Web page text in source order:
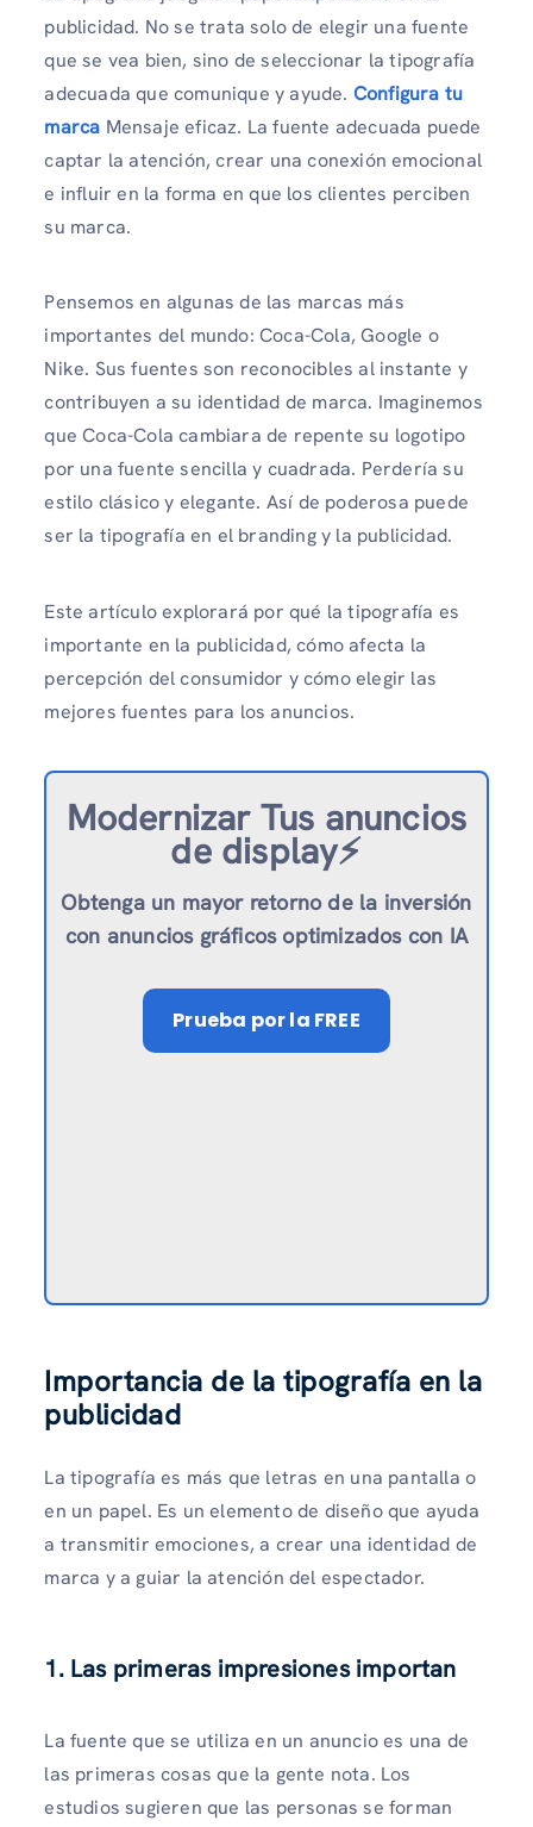
publicidad. No se trata solo de elegir una fuente
que se vea bien, sino de seleccionar la tipografía
adecuada que comunique y ayude. Configura tu
marca Mensaje eficaz. La fuente adecuada puede
captar la atención, crear una conexión emocional
e influir en la forma en que los clientes perciben
su marca.
Pensemos en algunas de las marcas más
importantes del mundo: Coca-Cola, Google o
Nike. Sus fuentes son reconocibles al instante y
contribuyen a su identidad de marca. Imaginemos
que Coca-Cola cambiara de repente su logotipo
por una fuente sencilla y cuadrada. Perdería su
estilo clásico y elegante. Así de poderosa puede
ser la tipografía en el branding y la publicidad.
Este artículo explorará por qué la tipografía es
importante en la publicidad, cómo afecta la
percepción del consumidor y cómo elegir las
mejores fuentes para los anuncios.
Modernizar Tus anuncios
de display⚡️
Obtenga un mayor retorno de la inversión
con anuncios gráficos optimizados con IA
Prueba por la FREE
Importancia de la tipografía en la
publicidad
La tipografía es más que letras en una pantalla o
en un papel. Es un elemento de diseño que ayuda
a transmitir emociones, a crear una identidad de
marca y a guiar la atención del espectador.
1. Las primeras impresiones importan
La fuente que se utiliza en un anuncio es una de
las primeras cosas que la gente nota. Los
estudios sugieren que las personas se forman